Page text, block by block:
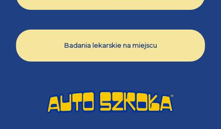
Badania lekarskie na miejscu